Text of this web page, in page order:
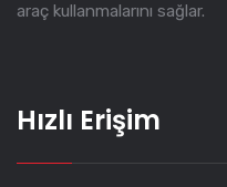
araç kullanmalarını sağlar.
Hızlı Erişim